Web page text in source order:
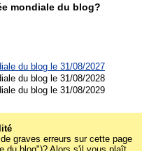
mondiale du blog?
du blog le 31/08/2027
du blog le 31/08/2028
du blog le 31/08/2029
graves erreurs sur cette page